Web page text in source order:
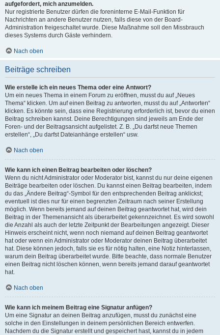
aufgefordert, mich anzumelden.
Nur registrierte Benutzer dürfen die foreninterne E-Mail-Funktion für
Nachrichten an andere Benutzer nutzen, falls diese von der Board-
Administration freigeschaltet wurde. Diese Maßnahme soll den Missbrauch
dieses Systems durch Gäste verhindern.
Nach oben
Beiträge schreiben
Wie erstelle ich ein neues Thema oder eine Antwort?
Um ein neues Thema in einem Forum zu eröffnen, musst du auf „Neues
Thema“ klicken. Um auf einen Beitrag zu antworten, musst du auf „Antworten“
klicken. Es könnte sein, dass eine Registrierung erforderlich ist, bevor du einen
Beitrag schreiben kannst. Deine Berechtigungen sind jeweils am Ende der
Foren- und der Beitragsansicht aufgelistet. Z. B. „Du darfst neue Themen
erstellen“, „Du darfst Dateianhänge erstellen“ usw.
Nach oben
Wie kann ich einen Beitrag bearbeiten oder löschen?
Wenn du nicht Administrator oder Moderator bist, kannst du nur deine eigenen
Beiträge bearbeiten oder löschen. Du kannst einen Beitrag bearbeiten, indem
du das „Ändere Beitrag“-Symbol für den entsprechenden Beitrag anklickst;
eventuell ist dies nur für einen begrenzten Zeitraum nach seiner Erstellung
möglich. Wenn bereits jemand auf deinen Beitrag geantwortet hat, wird dein
Beitrag in der Themenansicht als überarbeitet gekennzeichnet. Es wird sowohl
die Anzahl als auch der letzte Zeitpunkt der Bearbeitungen angezeigt. Dieser
Hinweis erscheint nicht, wenn noch niemand auf deinen Beitrag geantwortet
hat oder wenn ein Administrator oder Moderator deinen Beitrag überarbeitet
hat. Diese können jedoch, falls sie es für nötig halten, eine Notiz hinterlassen,
warum dein Beitrag überarbeitet wurde. Bitte beachte, dass normale Benutzer
einen Beitrag nicht löschen können, wenn bereits jemand darauf geantwortet
hat.
Nach oben
Wie kann ich meinem Beitrag eine Signatur anfügen?
Um eine Signatur an deinen Beitrag anzufügen, musst du zunächst eine
solche in den Einstellungen in deinem persönlichen Bereich entwerfen.
Nachdem du die Signatur erstellt und gespeichert hast, kannst du in jedem